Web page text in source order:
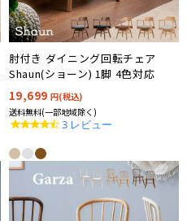
肘付き ダイニング回転チェア
Shaun(ショーン) 1脚 4色対応
19,699 円(税込)
送料無料(一部地域除く)
4.3
3 レビュー